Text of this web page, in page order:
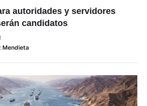
autoridades y servidores
candidatos
Mendieta